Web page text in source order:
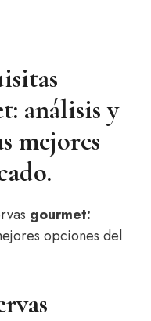
análisis y
mejores
gourmet:
opciones del